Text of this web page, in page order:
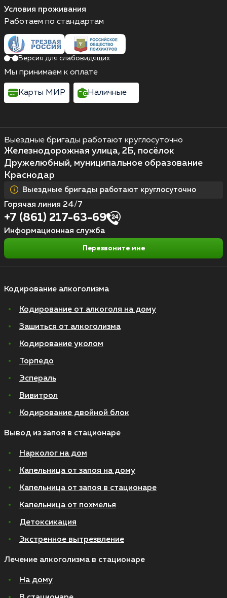
Условия проживания
Кодирование алкоголизма
Кодирование от алкоголя на дому
Зашиться от алкоголизма
Кодирование уколом
Торпедо
Эспераль
Вивитрол
Кодирование двойной блок
Вывод из запоя в стационаре
Нарколог на дом
Капельница от запоя на дому
Капельница от запоя в стационаре
Капельница от похмелья
Детоксикация
Экстренное вытрезвление
Лечение алкоголизма в стационаре
На дому
Выездные бригады работают круглосуточно
Железнодорожная улица, 2Б, посёлок
Дружелюбный, муниципальное образование
Краснодар
Выездные бригады работают круглосуточно
Горячая линия 24/7
+7 (861) 217-63-69
Информационная служба
Перезвоните мне
Работаем по стандартам
Версия для слабовидящих
Мы принимаем к оплате
Карты МИР Наличные